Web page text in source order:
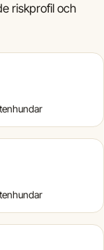
riskprofil och